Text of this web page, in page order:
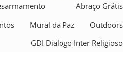
Abraço Grátis
Mural da Paz
Outdoors
GDI Dialogo Inter Religioso